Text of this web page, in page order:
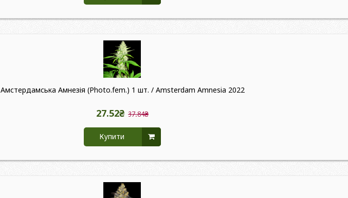
Амстердамська Амнезія (Photo.fem.) 1 шт. / Amsterdam Amnesia 2022
27.52₴ 37.84₴
Купити